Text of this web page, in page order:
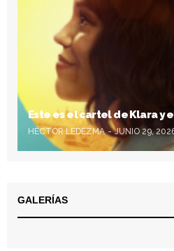
Este es el cartel de Klara y
HÉCTOR LEDEZMA JUNIO 29,
GALERÍAS